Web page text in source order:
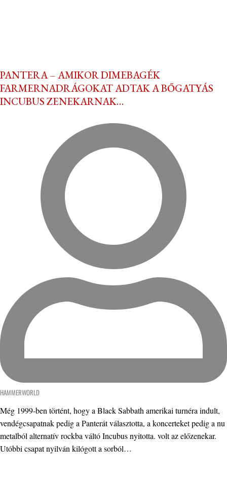
PANTERA – AMIKOR DIMEBAGÉK
FARMERNADRÁGOKAT ADTAK A BŐGATYÁS
INCUBUS ZENEKARNAK…
HAMMERWORLD
Még 1999-ben történt, hogy a Black Sabbath amerikai turnéra indult,
vendégcsapatnak pedig a Panterát választotta, a koncerteket pedig a nu
metalból alternatív rockba váltó Incubus nyitotta. volt az előzenekar.
Utóbbi csapat nyilván kilógott a sorból…